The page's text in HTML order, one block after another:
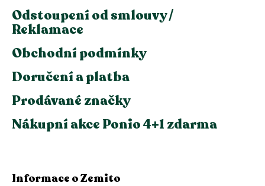
Odstoupení od smlouvy /
Reklamace
Obchodní podmínky
Doručení a platba
Prodávané značky
Nákupní akce Ponio 4+1 zdarma
Informace o Zemito